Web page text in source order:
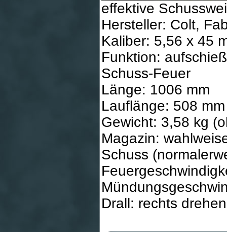
effektive
Hersteller: Colt,
Kaliber: 5,56 x 45
Funktion:
Schuss-Feuer
Länge: 1006 mm
Lauflänge: 508 mm
Gewicht: 3,58 kg
Magazin:
Schuss
Drall: rechts